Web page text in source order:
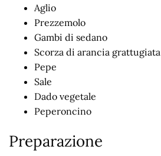
Aglio
Prezzemolo
Gambi di sedano
Scorza di arancia grattugiata
Pepe
Sale
Dado vegetale
Peperoncino
Preparazione